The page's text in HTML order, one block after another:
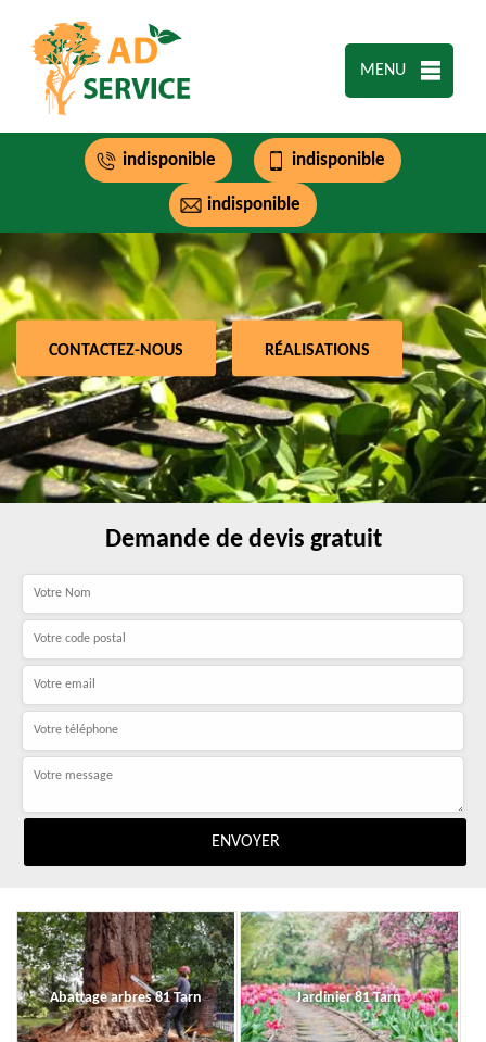
MENU
indisponible indisponible
indisponible
CONTACTEZ-NOUS RÉALISATIONS
Demande de devis gratuit
Abattage arbres 81 Tarn Jardinier 81 Tarn